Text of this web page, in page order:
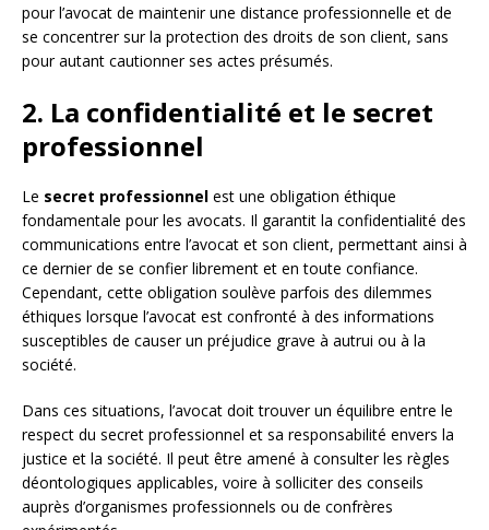
pour l’avocat de maintenir une distance professionnelle et de
se concentrer sur la protection des droits de son client, sans
pour autant cautionner ses actes présumés.
2. La confidentialité et le secret
professionnel
Le secret professionnel est une obligation éthique
fondamentale pour les avocats. Il garantit la confidentialité des
communications entre l’avocat et son client, permettant ainsi à
ce dernier de se confier librement et en toute confiance.
Cependant, cette obligation soulève parfois des dilemmes
éthiques lorsque l’avocat est confronté à des informations
susceptibles de causer un préjudice grave à autrui ou à la
société.
Dans ces situations, l’avocat doit trouver un équilibre entre le
respect du secret professionnel et sa responsabilité envers la
justice et la société. Il peut être amené à consulter les règles
déontologiques applicables, voire à solliciter des conseils
auprès d’organismes professionnels ou de confrères